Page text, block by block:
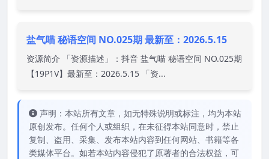
盐气喵 秘语空间 NO.025期 最新至：2026.5.15
资源简介 「资源描述」：抖音 盐气喵 秘语空间 NO.025期
【19P1V】最新至：2026.5.15 「资...
声明：本站所有文章，如无特殊说明或标注，均为本站
原创发布。任何个人或组织，在未征得本站同意时，禁止
复制、盗用、采集、发布本站内容到任何网站、书籍等各
类媒体平台。如若本站内容侵犯了原著者的合法权益，可